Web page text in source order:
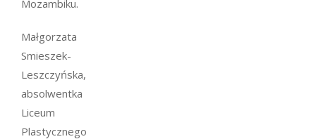
Mozambiku.
Małgorzata
Smieszek-
Leszczyńska,
absolwentka
Liceum
Plastycznego